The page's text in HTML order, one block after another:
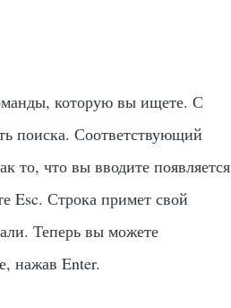
которую вы ищете. С
поиска. Соответствующий
то, что вы вводите появляется
Esc. Строка примет свой
Теперь вы можете
нажавEnter.